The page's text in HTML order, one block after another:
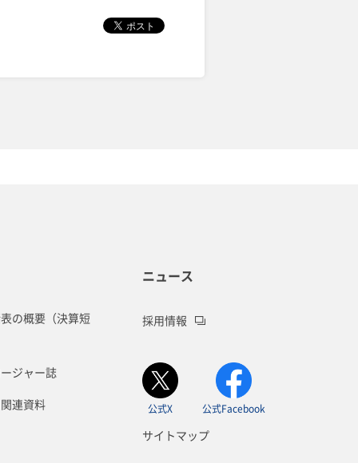
の概要（決算短
ジャー誌
連資料
ニュース
採用情報
公式X 公式Facebook
サイトマップ